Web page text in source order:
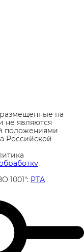
на
не являются
положениями
Российской
1001": РТА